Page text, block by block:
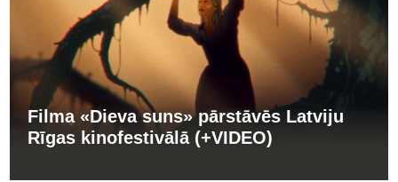
Filma «Dieva suns» pārstāvēs Latviju
Rīgas kinofestivālā (+VIDEO)